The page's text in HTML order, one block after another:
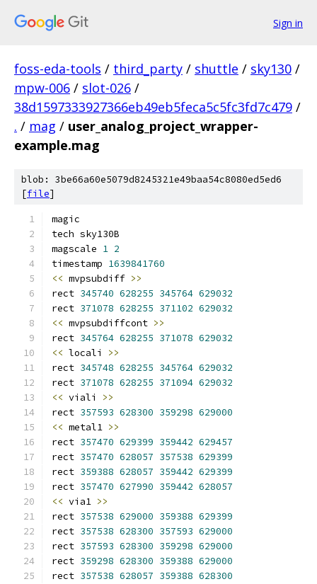
Sign in
foss-eda-tools / third_party / shuttle / sky130 /
mpw-006 / slot-026 /
38d1597333927366eb49eb5feca5c5fc3fd7c479 /
. / mag / user_analog_project_wrapper-
example.mag
blob: 3be66a60e5079d8245321e49baa54c8080ed5ed6
[file]
magic
tech sky130B
magscale 1 2
timestamp 1639841760
<< mvpsubdiff >>
rect 345740 628255 345764 629032
rect 371078 628255 371102 629032
<< mvpsubdiffcont >>
rect 345764 628255 371078 629032
<< locali >>
rect 345748 628255 345764 629032
rect 371078 628255 371094 629032
<< viali >>
rect 357593 628300 359298 629000
<< metal1 >>
rect 357470 629399 359442 629457
rect 357470 628057 357538 629399
rect 359388 628057 359442 629399
rect 357470 627990 359442 628057
<< via1 >>
rect 357538 629000 359388 629399
rect 357538 628300 357593 629000
rect 357593 628300 359298 629000
rect 359298 628300 359388 629000
rect 357538 628057 359388 628300